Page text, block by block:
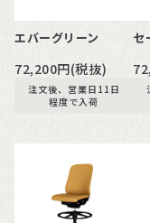
エバーグリーン
72,200円(税抜)
注文後、営業日11日
程度で入荷
セ